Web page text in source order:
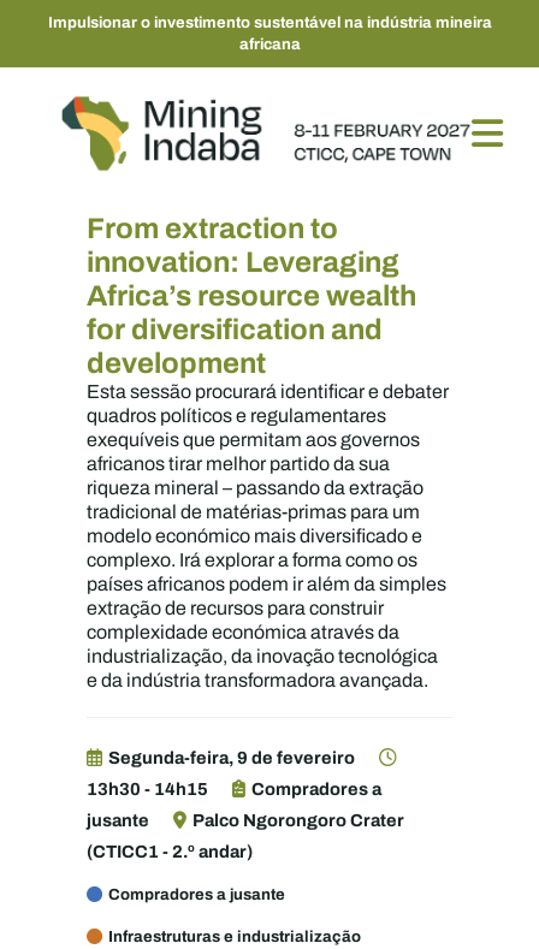
Impulsionar o investimento sustentável na indústria mineira
africana
From extraction to
innovation: Leveraging
Africa’s resource wealth
for diversification and
development
Esta sessão procurará identificar e debater
quadros políticos e regulamentares
exequíveis que permitam aos governos
africanos tirar melhor partido da sua
riqueza mineral – passando da extração
tradicional de matérias-primas para um
modelo económico mais diversificado e
complexo. Irá explorar a forma como os
países africanos podem ir além da simples
extração de recursos para construir
complexidade económica através da
industrialização, da inovação tecnológica
e da indústria transformadora avançada.
Segunda-feira, 9 de fevereiro
13h30 - 14h15
Compradores a
jusante
Palco Ngorongoro Crater
(CTICC1 - 2.º andar)
Compradores a jusante
Infraestruturas e industrialização